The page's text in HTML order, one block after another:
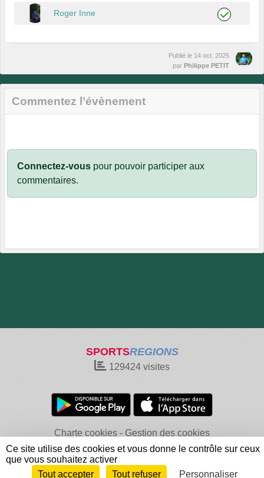
Roger Inne
Publié le 14 oct. 2025
par Philippe PETIT
Commentez l’évènement
Connectez-vous pour pouvoir participer aux
commentaires.
SPORTSREGIONS
129424 visites
Charte cookies
Gestion des cookies
Informations légales
Signaler un contenu inapproprié
Envie de participer ? Connexion
Ce site utilise des cookies et vous donne le contrôle sur ceux
que vous souhaitez activer
Tout accepter
Tout refuser Personnaliser